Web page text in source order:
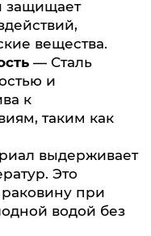
защищает
вещества.
— Сталь
и
к
таким как
выдерживает
Это
раковину при
водой без